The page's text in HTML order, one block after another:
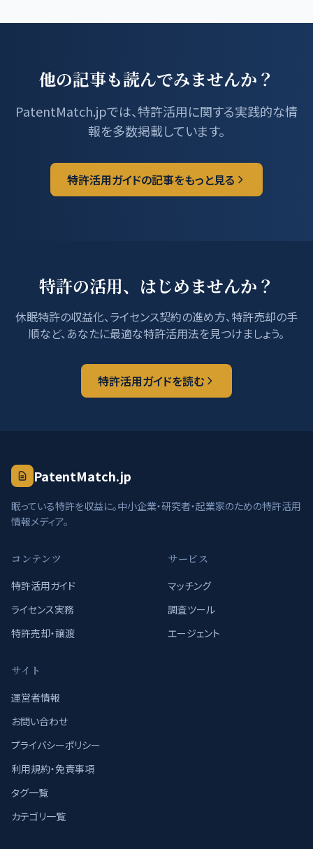
他の記事も読んでみませんか？
PatentMatch.jpでは、特許活用に関する実践的な情
報を多数掲載しています。
特許活用ガイドの記事をもっと見る
特許の活用、はじめませんか？
休眠特許の収益化、ライセンス契約の進め方、特許売却の手
順など、あなたに最適な特許活用法を見つけましょう。
特許活用ガイドを読む
PatentMatch.jp
眠っている特許を収益に。中小企業・研究者・起業家のための特許活用
情報メディア。
コンテンツ
特許活用ガイド
ライセンス実務
特許売却・譲渡
サービス
マッチング
調査ツール
エージェント
サイト
運営者情報
お問い合わせ
プライバシーポリシー
利用規約・免責事項
タグ一覧
カテゴリ一覧